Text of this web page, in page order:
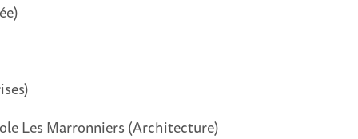
Les Marronniers (Architecture)